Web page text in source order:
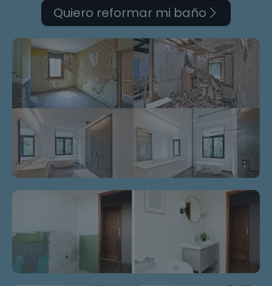
Quiero reformar mi baño